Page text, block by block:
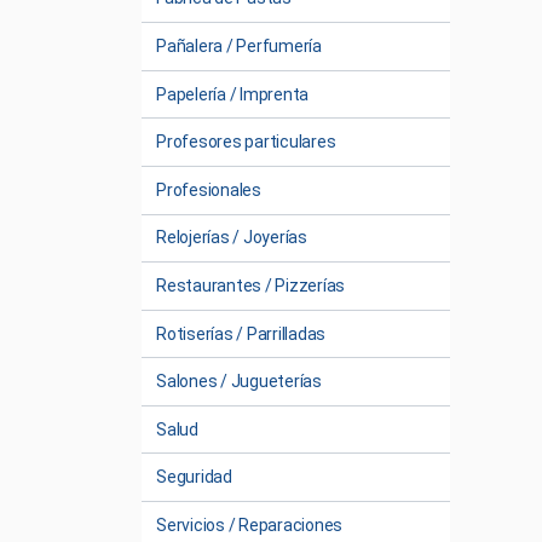
Pañalera / Perfumería
Papelería / Imprenta
Profesores particulares
Profesionales
Relojerías / Joyerías
Restaurantes / Pizzerías
Rotiserías / Parrilladas
Salones / Jugueterías
Salud
Seguridad
Servicios / Reparaciones